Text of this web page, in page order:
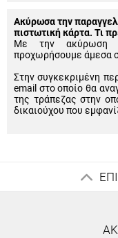
Ακύρωσα την
πιστωτική κάρτα. Τι
Με την ακύρωση
προχωρήσουμε άμεσα
Στην συγκεκριμένη
email στο οποίο θα
της τράπεζας στην
δικαιούχου που